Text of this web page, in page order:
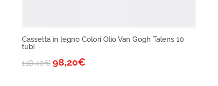
Cassetta in legno Colori Olio Van Gogh Talens 10
tubi
118,40€ 98,20€